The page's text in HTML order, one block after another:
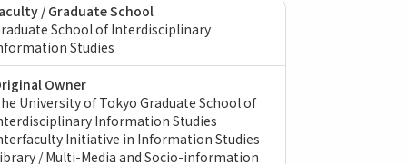
/ Graduate School
School of Interdisciplinary
Studies
Owner
University of Tokyo Graduate School of
Information Studies
Initiative in Information Studies
/ Multi-Media and Socio-information